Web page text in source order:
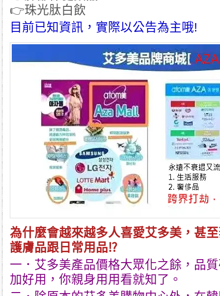
👉珠光肽白飲
目前已知資訊，實際以公告為主哦!
為什麼會越來越多人喜愛艾多美 ，甚
護膚品跟日常用品⁉
一． 艾多美產品價格大眾化之餘，品
加好用，你親身用用看就知了。